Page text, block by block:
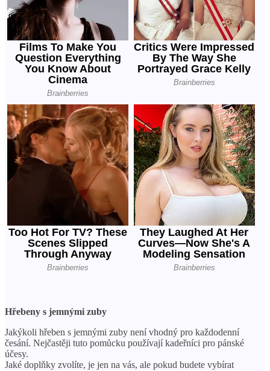
Hřebeny s jemnými zuby
Jakýkoli hřeben s jemnými zuby není vhodný pro každodenní
česání. Nejčastěji tuto pomůcku používají kadeřníci pro pánské
účesy.
Jaké doplňky zvolíte, je jen na vás, ale pokud budete vybírat